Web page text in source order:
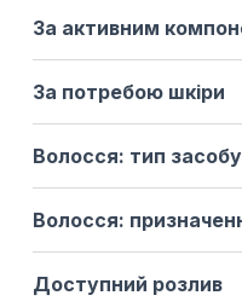
За активним
За потребою шкіри
Волосся: тип засобу
Волосся:
Доступний розлив